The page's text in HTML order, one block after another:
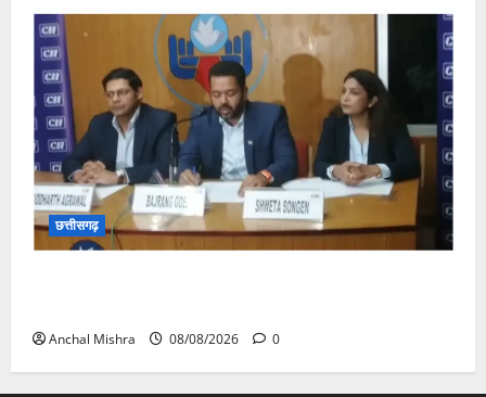
छत्तीसगढ़
Anchal Mishra 08/08/2026 0